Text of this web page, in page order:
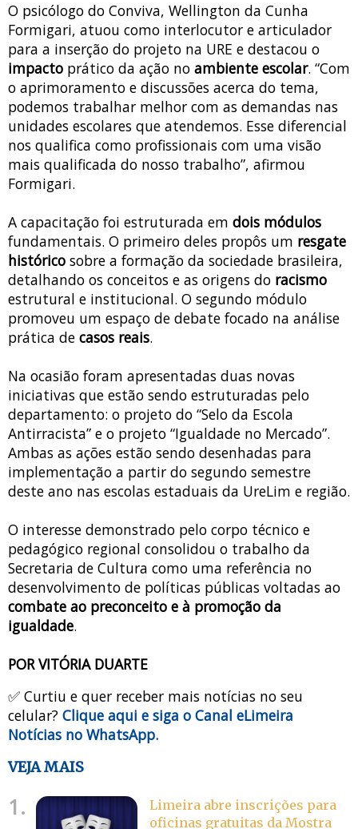
O psicólogo do Conviva, Wellington da Cunha
Formigari, atuou como interlocutor e articulador
para a inserção do projeto na URE e destacou o
impacto prático da ação no ambiente escolar. “Com
o aprimoramento e discussões acerca do tema,
podemos trabalhar melhor com as demandas nas
unidades escolares que atendemos. Esse diferencial
nos qualifica como profissionais com uma visão
mais qualificada do nosso trabalho”, afirmou
Formigari.
A capacitação foi estruturada em dois módulos
fundamentais. O primeiro deles propôs um resgate
histórico sobre a formação da sociedade brasileira,
detalhando os conceitos e as origens do racismo
estrutural e institucional. O segundo módulo
promoveu um espaço de debate focado na análise
prática de casos reais.
Na ocasião foram apresentadas duas novas
iniciativas que estão sendo estruturadas pelo
departamento: o projeto do “Selo da Escola
Antirracista” e o projeto “Igualdade no Mercado”.
Ambas as ações estão sendo desenhadas para
implementação a partir do segundo semestre
deste ano nas escolas estaduais da UreLim e região.
O interesse demonstrado pelo corpo técnico e
pedagógico regional consolidou o trabalho da
Secretaria de Cultura como uma referência no
desenvolvimento de políticas públicas voltadas ao
combate ao preconceito e à promoção da
igualdade.
POR VITÓRIA DUARTE
✅ Curtiu e quer receber mais notícias no seu
celular? Clique aqui e siga o Canal eLimeira
Notícias no WhatsApp.
VEJA MAIS
1.
Limeira abre inscrições para
oficinas gratuitas da Mostra